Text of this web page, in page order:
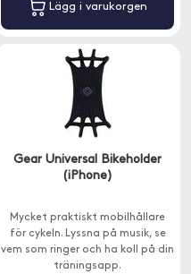
Lägg i varukorgen
Gear Universal Bikeholder
(iPhone)
Mycket praktiskt mobilhållare
för cykeln. Lyssna på musik, se
vem som ringer och ha koll på din
träningsapp.